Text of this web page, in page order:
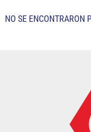
NO SE ENCONTRARON